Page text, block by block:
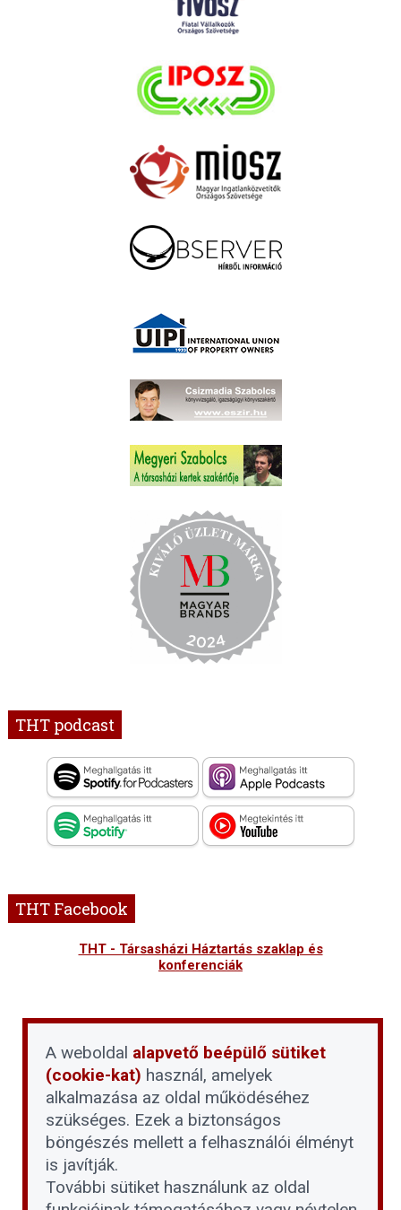
THT podcast
THT Facebook
THT - Társasházi Háztartás szaklap és
konferenciák
A weboldal alapvető beépülő sütiket
(cookie-kat) használ, amelyek
alkalmazása az oldal működéséhez
szükséges. Ezek a biztonságos
böngészés mellett a felhasználói élményt
is javítják.
További sütiket használunk az oldal